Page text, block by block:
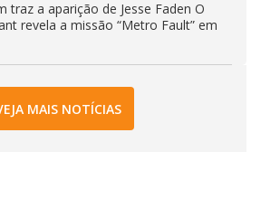
traz a aparição de Jesse Faden O
revela a missão “Metro Fault” em
MAIS NOTÍCIAS